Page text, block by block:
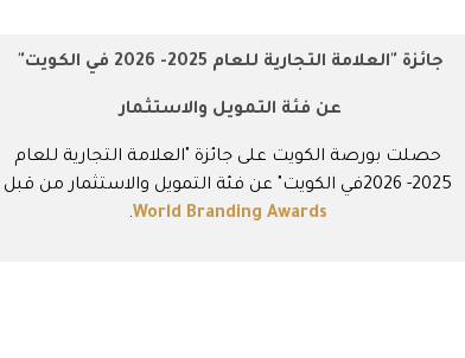
جائزة "العلامة التجارية للعام 2025- 2026 في الكويت"
عن فئة التمويل والاستثمار
حصلت بورصة الكويت على جائزة "العلامة التجارية للعام
2025- 2026في الكويت" عن فئة التمويل والاستثمار من قبل
World Branding Awards
.